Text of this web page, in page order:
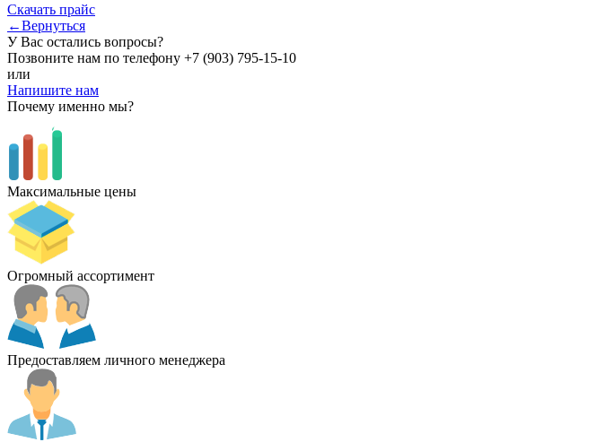
Скачать прайс
←Вернуться
У Вас остались вопросы?
Позвоните нам по телефону +7 (903) 795-15-10
или
Напишите нам
Почему именно мы?
Максимальные цены
Огромный ассортимент
Предоставляем личного менеджера